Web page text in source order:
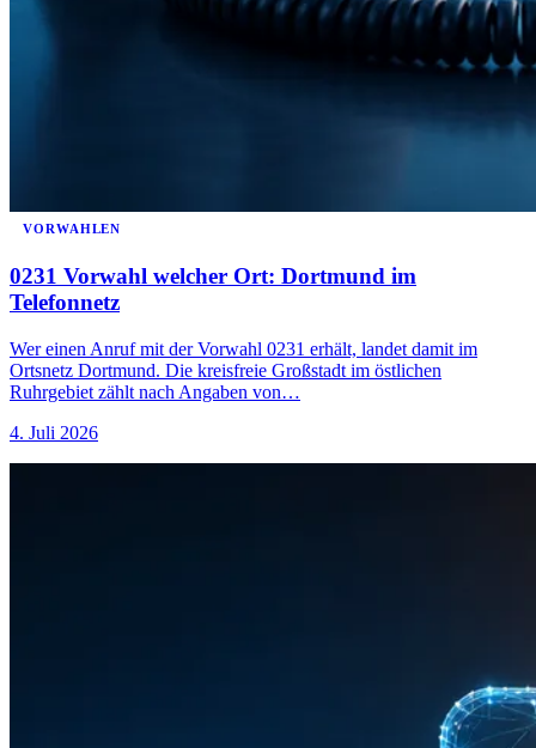
VORWAHLEN
0231 Vorwahl welcher Ort: Dortmund im
Telefonnetz
Wer einen Anruf mit der Vorwahl 0231 erhält, landet damit im
Ortsnetz Dortmund. Die kreisfreie Großstadt im östlichen
Ruhrgebiet zählt nach Angaben von…
4. Juli 2026